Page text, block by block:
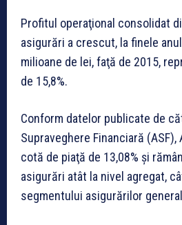
Profitul operaţional consolidat
asigurări a crescut, la finele
milioane de lei, faţă de 2015,
de 15,8%.
Conform datelor publicate de
Supraveghere Financiară
cotă de piaţă de 13,08% şi
asigurări atât la nivel agregat,
segmentului asigurărilor